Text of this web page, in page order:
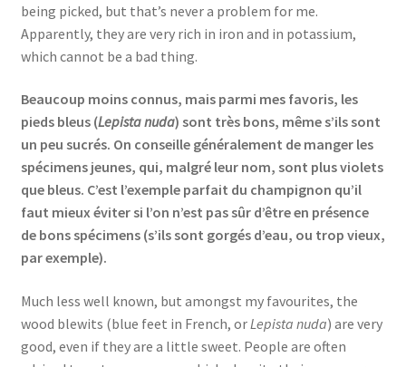
being picked, but that’s never a problem for me.
Apparently, they are very rich in iron and in potassium,
which cannot be a bad thing.
Beaucoup moins connus, mais parmi mes favoris, les
pieds bleus (Lepista nuda) sont très bons, même s’ils sont
un peu sucrés. On conseille généralement de manger les
spécimens jeunes, qui, malgré leur nom, sont plus violets
que bleus. C’est l’exemple parfait du champignon qu’il
faut mieux éviter si l’on n’est pas sûr d’être en présence
de bons spécimens (s’ils sont gorgés d’eau, ou trop vieux,
par exemple).
Much less well known, but amongst my favourites, the
wood blewits (blue feet in French, or Lepista nuda) are very
good, even if they are a little sweet. People are often